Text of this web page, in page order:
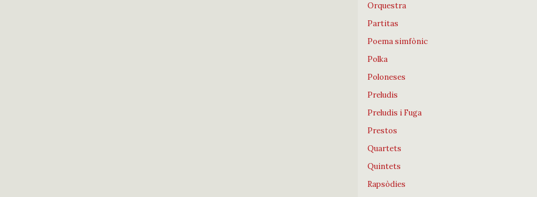
Orquestra
Partitas
Poema simfònic
Polka
Poloneses
Preludis
Preludis i Fuga
Prestos
Quartets
Quintets
Rapsòdies